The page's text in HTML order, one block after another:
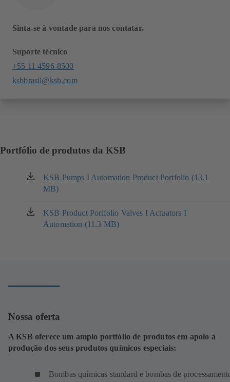
Sinta-se à vontade para nos contatar.
Suporte técnico
+55 11 4596-8500
ksbbrasil@ksb.com
Portfólio de produtos da KSB
KSB Pumps I Automation Product Portfolio (13.1
MB)
(abre
em
uma
nova
aba)
KSB Product Portfolio Valves I Actuators I
Automation (11.3 MB)
(abre
em
Nossa oferta
A KSB oferece um amplo portfólio de produtos em apoio à
produção dos seus produtos químicos especiais:
Bombas químicas standard e bombas de